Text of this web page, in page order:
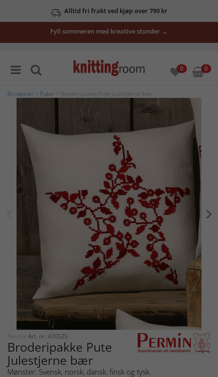
Alltid fri frakt ved kjøp over 799 kr
Fyll sommeren med kreative stunder →
0 0
Broderier Puter > Broderipakke Pute Julestjerne bær
Permin Art. nr: 470525
Broderipakke Pute
Julestjerne bær
Mønster: Svensk, norsk, dansk, finsk og tysk.